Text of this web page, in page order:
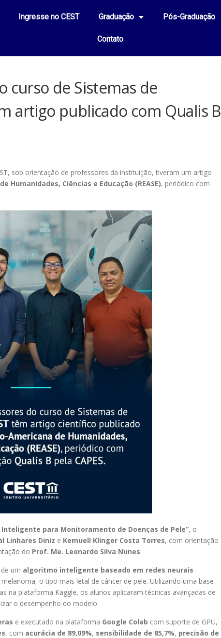
Ingresse no CEST Graduação Pós-Graduação
Contato
curso de Sistemas de
artigo publicado com Qualis B
sob orientação de professores da instituição, tiveram um artigo
Humanidades, Ciências e Educação (REASE), periódico com
para Monitoramento de Doenças de Pele”, o
Linhares Diniz e Kemuell Klinger Costa Torres, com orientação
do Prof. Me. Leonardo Silva Nunes.
um algoritmo inteligente baseado em redes neurais
o tipo mais letal de câncer de pele. Utilizando uma base
na plataforma Kaggle, os alunos aplicaram técnicas avançadas de
o desempenho do modelo.
e executado na plataforma Google Colab com suporte de GPU,
, com acurácia de 89,09%, sensibilidade de 85,7%, precisão de